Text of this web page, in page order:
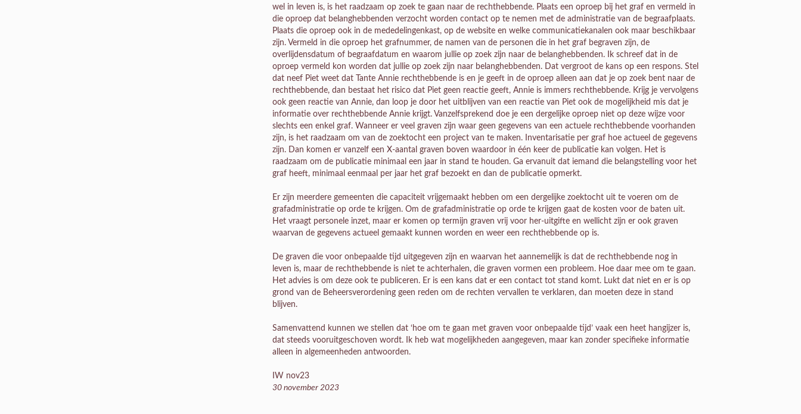
wel in leven is, is het raadzaam op zoek te gaan naar de rechthebbende. Plaats een oproep bij het graf en vermeld in
die oproep dat belanghebbenden verzocht worden contact op te nemen met de administratie van de begraafplaats.
Plaats die oproep ook in de mededelingenkast, op de website en welke communicatiekanalen ook maar beschikbaar
zijn. Vermeld in die oproep het grafnummer, de namen van de personen die in het graf begraven zijn, de
overlijdensdatum of begraafdatum en waarom jullie op zoek zijn naar de belanghebbenden. Ik schreef dat in de
oproep vermeld kon worden dat jullie op zoek zijn naar belanghebbenden. Dat vergroot de kans op een respons. Stel
dat neef Piet weet dat Tante Annie rechthebbende is en je geeft in de oproep alleen aan dat je op zoek bent naar de
rechthebbende, dan bestaat het risico dat Piet geen reactie geeft, Annie is immers rechthebbende. Krijg je vervolgens
ook geen reactie van Annie, dan loop je door het uitblijven van een reactie van Piet ook de mogelijkheid mis dat je
informatie over rechthebbende Annie krijgt. Vanzelfsprekend doe je een dergelijke oproep niet op deze wijze voor
slechts een enkel graf. Wanneer er veel graven zijn waar geen gegevens van een actuele rechthebbende voorhanden
zijn, is het raadzaam om van de zoektocht een project van te maken. Inventarisatie per graf hoe actueel de gegevens
zijn. Dan komen er vanzelf een X-aantal graven boven waardoor in één keer de publicatie kan volgen. Het is
raadzaam om de publicatie minimaal een jaar in stand te houden. Ga ervanuit dat iemand die belangstelling voor het
graf heeft, minimaal eenmaal per jaar het graf bezoekt en dan de publicatie opmerkt.
Er zijn meerdere gemeenten die capaciteit vrijgemaakt hebben om een dergelijke zoektocht uit te voeren om de
grafadministratie op orde te krijgen. Om de grafadministratie op orde te krijgen gaat de kosten voor de baten uit.
Het vraagt personele inzet, maar er komen op termijn graven vrij voor her-uitgifte en wellicht zijn er ook graven
waarvan de gegevens actueel gemaakt kunnen worden en weer een rechthebbende op is.
De graven die voor onbepaalde tijd uitgegeven zijn en waarvan het aannemelijk is dat de rechthebbende nog in
leven is, maar de rechthebbende is niet te achterhalen, die graven vormen een probleem. Hoe daar mee om te gaan.
Het advies is om deze ook te publiceren. Er is een kans dat er een contact tot stand komt. Lukt dat niet en er is op
grond van de Beheersverordening geen reden om de rechten vervallen te verklaren, dan moeten deze in stand
blijven.
Samenvattend kunnen we stellen dat ‘hoe om te gaan met graven voor onbepaalde tijd’ vaak een heet hangijzer is,
dat steeds vooruitgeschoven wordt. Ik heb wat mogelijkheden aangegeven, maar kan zonder specifieke informatie
alleen in algemeenheden antwoorden.
IW nov23
30 november 2023